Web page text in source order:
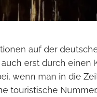
auf der
erst durch einen
wenn man in die
touristische